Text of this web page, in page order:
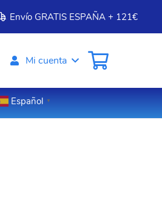
Envío GRATIS ESPAÑA + 121€
Mi cuenta
Español ▼